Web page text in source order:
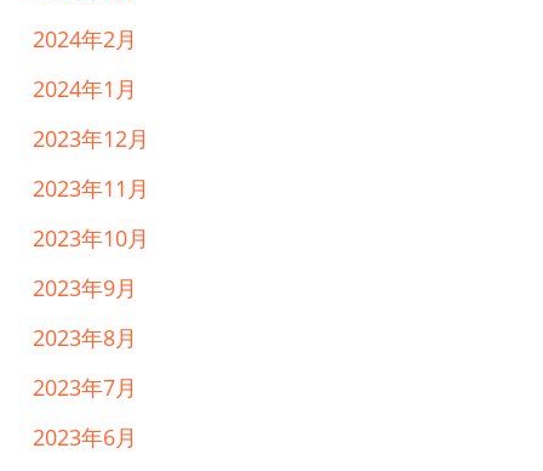
2024年2月
2024年1月
2023年12月
2023年11月
2023年10月
2023年9月
2023年8月
2023年7月
2023年6月